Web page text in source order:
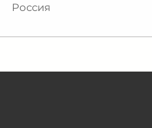
Россия